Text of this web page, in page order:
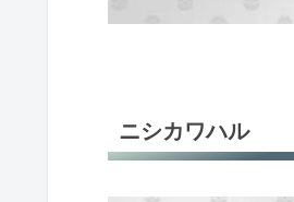
サイトウコウ
シミズノブヒコ
ニシカワハル